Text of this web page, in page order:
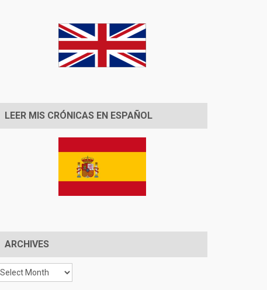
LEER MIS CRÓNICAS EN ESPAÑOL
ARCHIVES
Archives